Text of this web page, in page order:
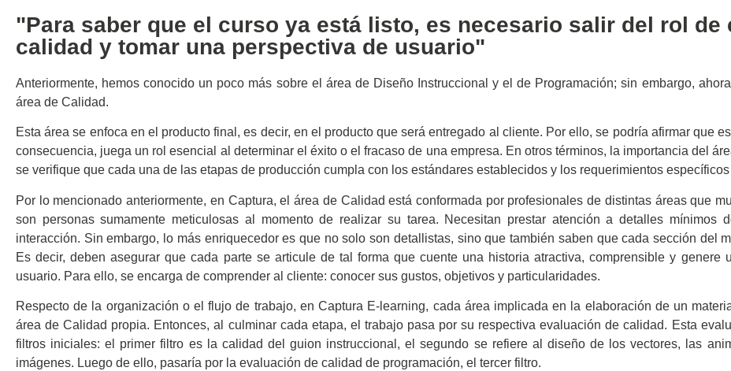
"Para saber que el curso ya está listo, es necesario salir del rol de
calidad y tomar una perspectiva de usuario"
Anteriormente, hemos conocido un poco más sobre el área de Diseño Instruccional y el de Programación; sin embargo,
área de Calidad.
Esta área se enfoca en el producto final, es decir, en el producto que será entregado al cliente. Por ello, se podría afirmar que
consecuencia, juega un rol esencial al determinar el éxito o el fracaso de una empresa. En otros términos, la importancia del
se verifique que cada una de las etapas de producción cumpla con los estándares establecidos y los requerimientos
Por lo mencionado anteriormente, en Captura, el área de Calidad está conformada por profesionales de distintas áreas que
son personas sumamente meticulosas al momento de realizar su tarea. Necesitan prestar atención a detalles mínimos
interacción. Sin embargo, lo más enriquecedor es que no solo son detallistas, sino que también saben que cada sección del
Es decir, deben asegurar que cada parte se articule de tal forma que cuente una historia atractiva, comprensible y genere
usuario. Para ello, se encarga de comprender al cliente: conocer sus gustos, objetivos y particularidades.
Respecto de la organización o el flujo de trabajo, en Captura E-learning, cada área implicada en la elaboración de un
área de Calidad propia. Entonces, al culminar cada etapa, el trabajo pasa por su respectiva evaluación de calidad. Esta
filtros iniciales: el primer filtro es la calidad del guion instruccional, el segundo se refiere al diseño de los vectores, las
imágenes. Luego de ello, pasaría por la evaluación de calidad de programación, el tercer filtro.